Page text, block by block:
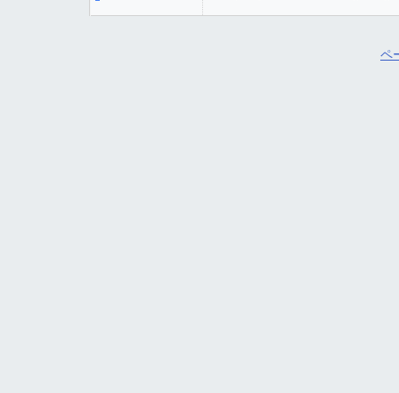
ペ